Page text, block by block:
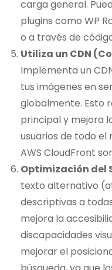
carga general.
plugins como WP
o a través de
Utiliza un CDN
Implementa un
tus imágenes en
globalmente. Esto
principal y mejora
usuarios de todo el
AWS CloudFront
Optimización del
texto alternativo
descriptivas a
mejora la
discapacidades
mejorar el